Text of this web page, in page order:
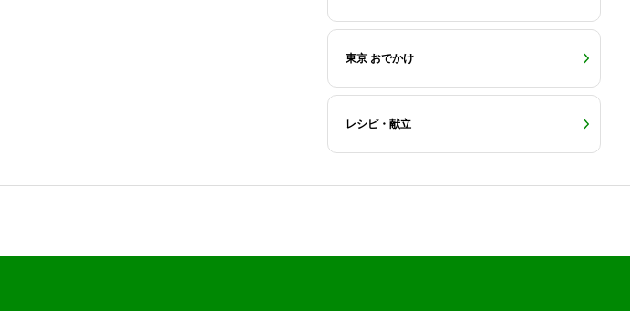
東京 おでかけ
レシピ・献立